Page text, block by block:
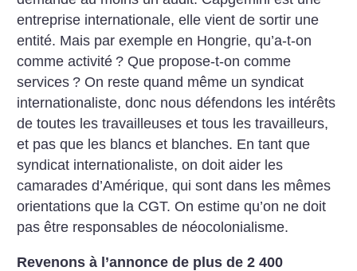
entreprise internationale, elle vient de sortir une
entité. Mais par exemple en Hongrie, qu’a-t-on
comme activité ? Que propose-t-on comme
services ? On reste quand même un syndicat
internationaliste, donc nous défendons les intérêts
de toutes les travailleuses et tous les travailleurs,
et pas que les blancs et blanches. En tant que
syndicat internationaliste, on doit aider les
camarades d’Amérique, qui sont dans les mêmes
orientations que la CGT. On estime qu’on ne doit
pas être responsables de néocolonialisme.
Revenons à l’annonce de plus de 2 400